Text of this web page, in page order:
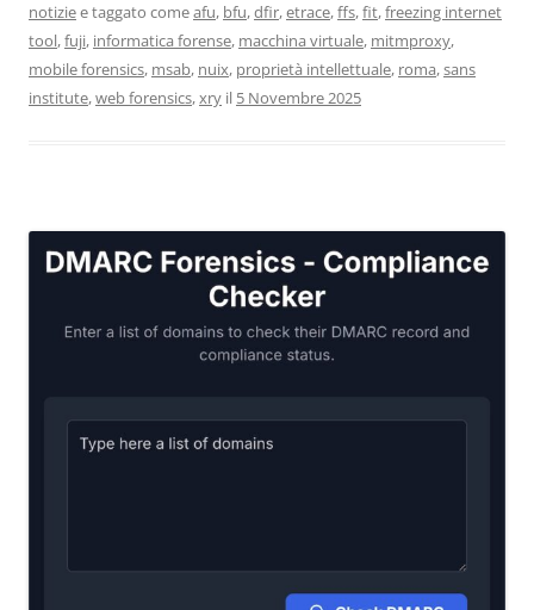
notiziee taggato comeafu, bfu,dfir,etrace,ffs,fit,freezing internet
tool,fuji, informatica forense, macchina virtuale, mitmproxy,
mobile forensics, msab, nuix, proprietà intellettuale, roma,sans
institute,web forensics,xry il 5 Novembre 2025